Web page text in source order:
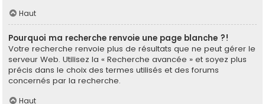
Haut
Pourquoi ma recherche renvoie une page blanche ?!
Votre recherche renvoie plus de résultats que ne peut gérer le
serveur Web. Utilisez la « Recherche avancée » et soyez plus
précis dans le choix des termes utilisés et des forums
concernés par la recherche.
Haut